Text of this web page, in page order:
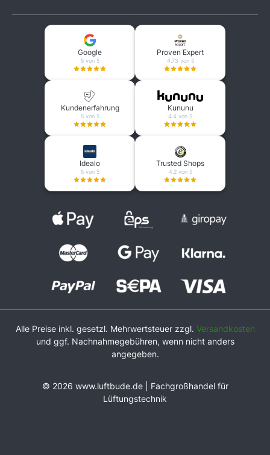
Google
5 von 5
Proven Expert
4.73 von 5
Kundenerfahrung
5 von 5
Kununu
4.4 von 5
Idealo
5 von 5
Trusted Shops
4.2 von 5
Alle Preise inkl. gesetzl. Mehrwertsteuer zzgl. Versandkosten
und ggf. Nachnahmegebühren, wenn nicht anders
angegeben.
© 2026 www.luftbude.de | Fachgroßhandel für
Lüftungstechnik